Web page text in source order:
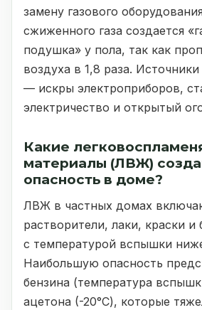
замену газового
сжиженного газа создается
подушка» у пола, так как
воздуха в 1,8 раза.
— искры электроприборов,
электричество и открытый
Какие
материалы (ЛВЖ)
опасность в доме?
ЛВЖ в частных домах
растворители, лаки, краски
с температурой вспышки
Наибольшую опасность
бензина (температура
ацетона (-20°C), которые